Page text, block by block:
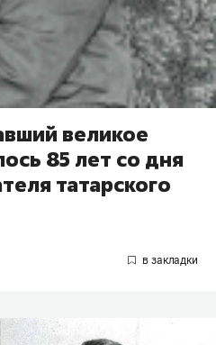
великое
85 лет со дня
татарского